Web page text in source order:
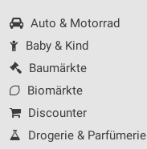
Auto & Motorrad
Baby & Kind
Baumärkte
Biomärkte
Discounter
Drogerie & Parfümerie